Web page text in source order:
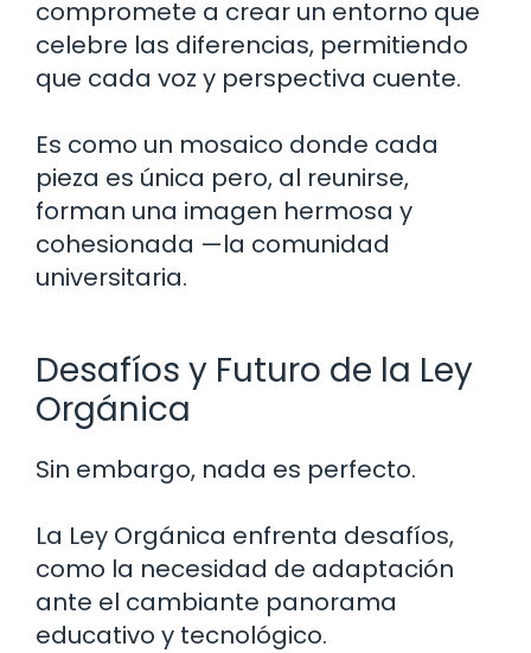
compromete a crear un entorno que
celebre las diferencias, permitiendo
que cada voz y perspectiva cuente.
Es como un mosaico donde cada
pieza es única pero, al reunirse,
forman una imagen hermosa y
cohesionada —la comunidad
universitaria.
Desafíos y Futuro de la Ley
Orgánica
Sin embargo, nada es perfecto.
La Ley Orgánica enfrenta desafíos,
como la necesidad de adaptación
ante el cambiante panorama
educativo y tecnológico.